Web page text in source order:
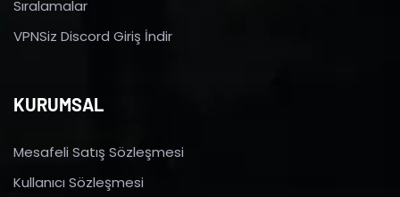
Sıralamalar
VPNSiz Discord Giriş İndir
KURUMSAL
Mesafeli Satış Sözleşmesi
Kullanıcı Sözleşmesi